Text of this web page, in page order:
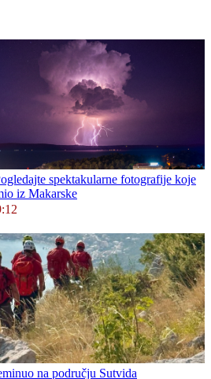
spektakularne fotografije koje
iz Makarske
na području Sutvida